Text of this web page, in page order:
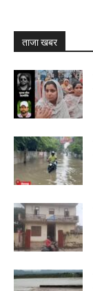
ताजा खबर